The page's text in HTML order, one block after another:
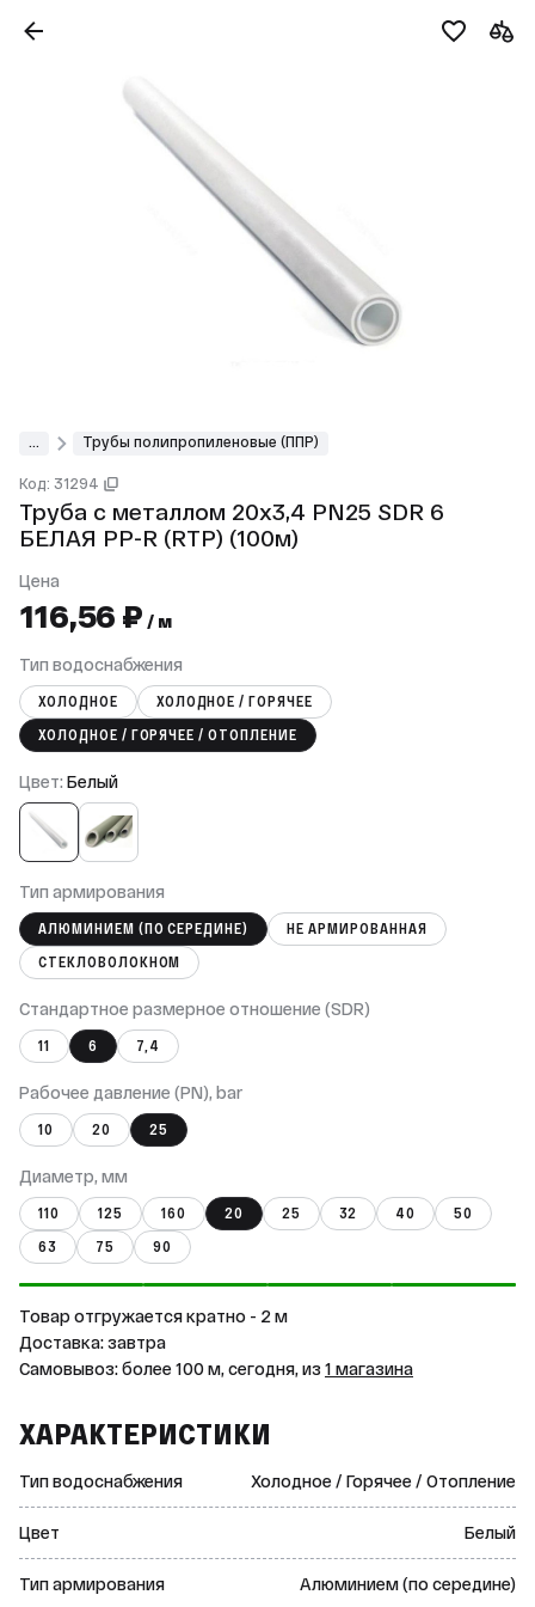
Трубы полипропиленовые (ППР)
Код: 31294
Труба с металлом 20х3,4 PN25 SDR 6
БЕЛАЯ PP-R (RTP) (100м)
Цена
116,56 ₽ / м
Тип водоснабжения
ХОЛОДНОЕ
ХОЛОДНОЕ / ГОРЯЧЕЕ
ХОЛОДНОЕ / ГОРЯЧЕЕ / ОТОПЛЕНИЕ
Цвет: Белый
Тип армирования
АЛЮМИНИЕМ (ПО СЕРЕДИНЕ)
НЕ АРМИРОВАННАЯ
СТЕКЛОВОЛОКНОМ
Cтандартное размерное отношение (SDR)
11 6 7,4
Рабочее давление (PN), bar
10 20 25
Диаметр, мм
110 125 160 20 25 32 40
50
63
75 90
Товар отгружается кратно - 2 м
Доставка: завтра
Самовывоз: более 100 м, сегодня, из 1 магазина
ХАРАКТЕРИСТИКИ
Тип водоснабжения Холодное / Горячее / Отопление
Цвет Белый
Тип армирования Алюминием (по середине)